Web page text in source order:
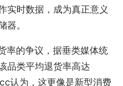
实时数据，成为真正意义
器。
率的争议，据垂类媒体统
品类平均退货率高达
认为，这更像是新型消费